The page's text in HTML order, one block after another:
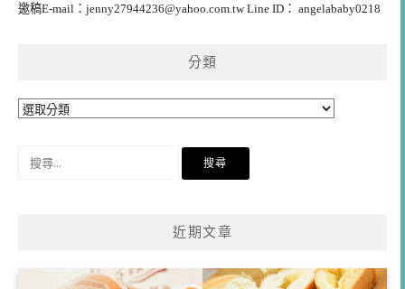
邀稿E-mail： jenny27944236@yahoo.com.twLine ID： angelababy0218
分類
分
近期文章